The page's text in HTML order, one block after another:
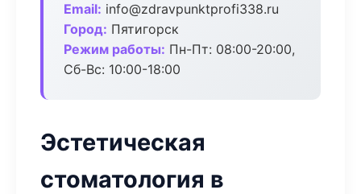
Email: info@zdravpunktprofi338.ru
Город: Пятигорск
Режим работы: Пн-Пт: 08:00-20:00,
Сб-Вс: 10:00-18:00
Эстетическая
стоматология в